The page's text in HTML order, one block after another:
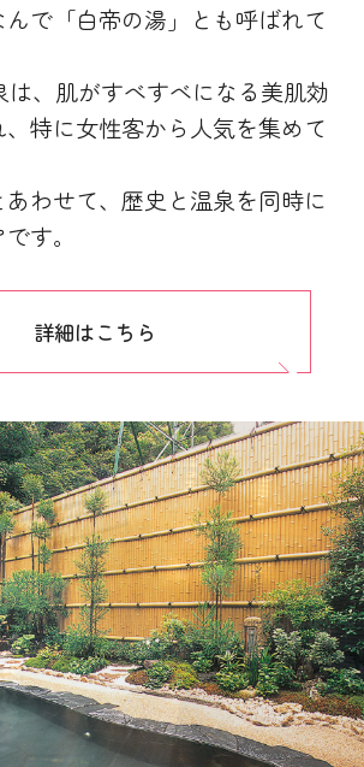
で「白帝の湯」とも呼ばれて
は、肌がすべすべになる美肌効
特に女性客から人気を集めて
わせて、歴史と温泉を同時に
す。
詳細はこちら